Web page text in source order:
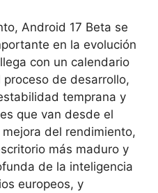
Android 17 Beta se
en la evolución
con un calendario
de desarrollo,
temprana y
que van desde el
del rendimiento,
más maduro y
de la inteligencia
europeos, y